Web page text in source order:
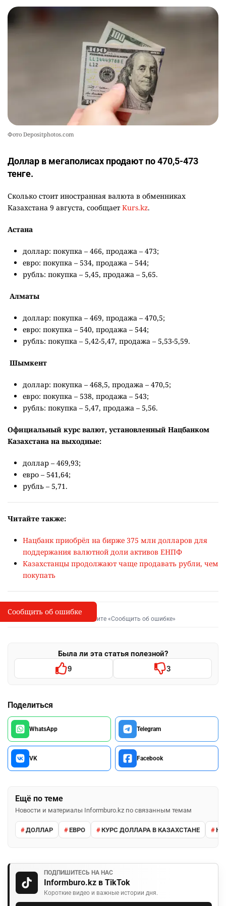
13
Жителя Костанайской области осудили за
установку Sim-Box
0 25
Фото Depositphotos.com
Доллар в мегаполисах продают по 470,5-473
тенге.
Сколько стоит иностранная валюта в обменниках
Казахстана 9 августа, сообщает Kurs.kz.
Астана
доллар: покупка – 466, продажа – 473;
евро: покупка – 534, продажа – 544;
рубль: покупка – 5,45, продажа – 5,65.
Алматы
доллар: покупка – 469, продажа – 470,5;
евро: покупка – 540, продажа – 544;
рубль: покупка – 5,42-5,47, продажа – 5,53-5,59.
Шымкент
доллар: покупка – 468,5, продажа – 470,5;
евро: покупка – 538, продажа – 543;
рубль: покупка – 5,47, продажа – 5,56.
Официальный курс валют, установленный Нацбанком
Казахстана на выходные:
доллар – 469,93;
евро – 541,64;
рубль – 5,71.
Читайте также:
Нацбанк приобрёл на бирже 375 млн долларов для
поддержания валютной доли активов ЕНПФ
Казахстанцы продолжают чаще продавать рубли, чем
покупать
I
Сообщить об опечатке
Выделите фрагмент и нажмите «Сообщить об ошибке»
Была ли эта статья полезной?
9 3
Поделиться
WhatsApp Telegram
VK Facebook
Ещё по теме
Новости и материалы Informburo.kz по связанным темам
ДОЛЛАР ЕВРО КУРС ДОЛЛАРА В КАЗАХСТАНЕ
ПОДПИШИТЕСЬ НА НАС
Informburo.kz в TikTok
Короткие видео и важные истории дня.
Сообщить об ошибке